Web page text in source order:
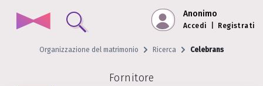
Anonimo
Accedi Registrati
Organizzazione del matrimonio Ricerca Celebrans
Fornitore